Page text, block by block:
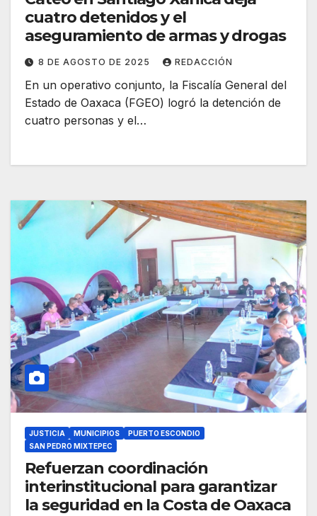
cuatro detenidos y el
aseguramiento de armas y drogas
8 DE AGOSTO DE 2025 REDACCIÓN
En un operativo conjunto, la Fiscalía General del
Estado de Oaxaca (FGEO) logró la detención de
cuatro personas y el…
JUSTICIA MUNICIPIOS
PUERTO ESCONDIO
SAN PEDRO MIXTEPEC
Refuerzan coordinación
interinstitucional para garantizar
la seguridad en la Costa de Oaxaca